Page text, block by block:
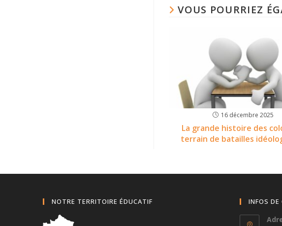
VOUS POURRIEZ
16 décembre 2025
La grande histoire des
terrain de batailles
NOTRE TERRITOIRE ÉDUCATIF INFOS